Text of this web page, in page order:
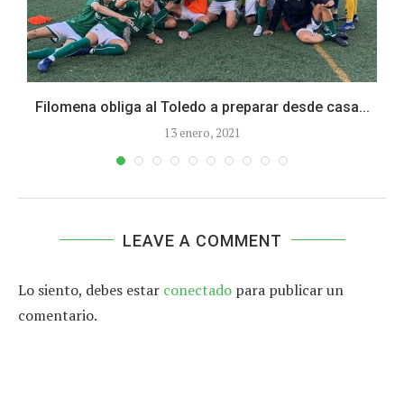
Filomena obliga al Toledo a preparar desde casa...
13 enero, 2021
LEAVE A COMMENT
Lo siento, debes estar conectado para publicar un
comentario.